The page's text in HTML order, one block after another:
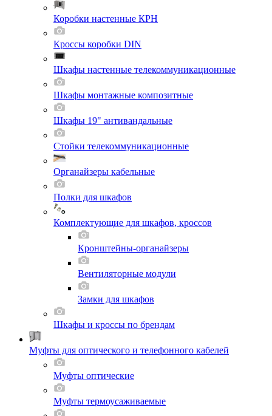
Коробки настенные КРН
Кроссы коробки DIN
Шкафы настенные телекоммуникационные
Шкафы монтажные композитные
Шкафы 19" антивандальные
Стойки телекоммуникационные
Органайзеры кабельные
Полки для шкафов
Комплектующие для шкафов, кроссов
Кронштейны-органайзеры
Вентиляторные модули
Замки для шкафов
Шкафы и кроссы по брендам
Муфты для оптического и телефонного кабелей
Муфты оптические
Муфты термоусаживаемые